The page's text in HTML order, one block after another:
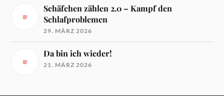
Schäfchen zählen 2.0 – Kampf den
Schlafproblemen
29. MÄRZ 2026
Da bin ich wieder!
21. MÄRZ 2026